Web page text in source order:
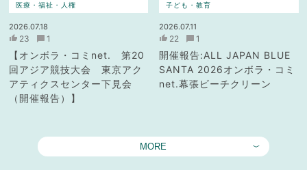
医療・福祉・人権
2026.07.18
23 1
【オンボラ・コミnet. 第20
回アジア競技大会 東京アク
アティクスセンター下見会
（開催報告）】
子ども・教育
2026.07.11
22 1
開催報告:ALL JAPAN BLUE
SANTA 2026オンボラ・コミ
net.幕張ビーチクリーン
MORE